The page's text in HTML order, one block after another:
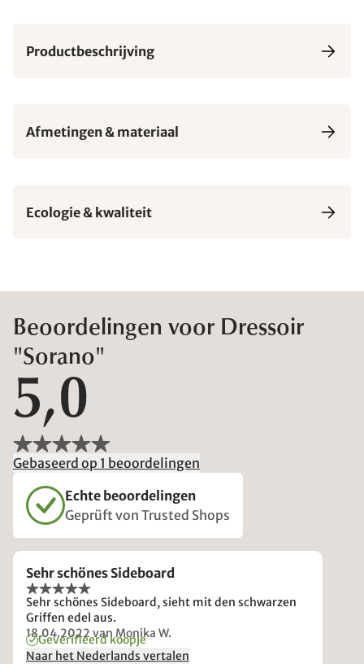
Productbeschrijving
Afmetingen & materiaal
Ecologie & kwaliteit
Beoordelingen voor Dressoir
"Sorano"
5,0
Gebaseerd op 1 beoordelingen
Echte beoordelingen
Geprüft von Trusted Shops
Sehr schönes Sideboard
Sehr schönes Sideboard, sieht mit den schwarzen
Griffen edel aus.
18.04.2022 van Monika W.
Geverifieerd koopje
Naar het Nederlands vertalen